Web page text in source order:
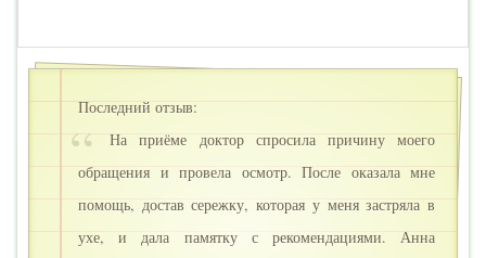
Последний отзыв:
На приёме доктор спросила причину моего
обращения и провела осмотр. После оказала мне
помощь, достав сережку, которая у меня застряла в
ухе, и дала памятку с рекомендациями. Анна